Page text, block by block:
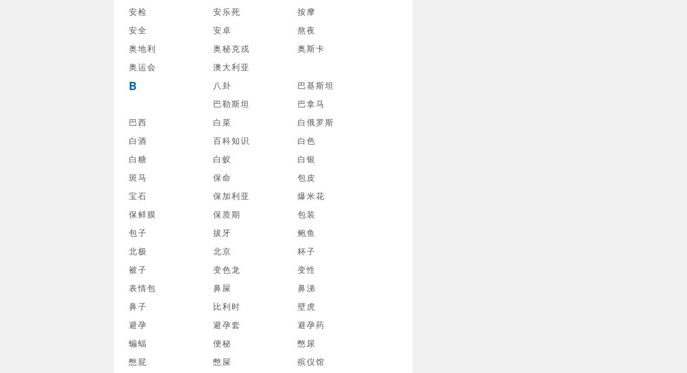
安检
安乐死
按摩
安全
安卓
熬夜
奥地利
奥秘克戎
奥斯卡
奥运会
澳大利亚
B 八卦
巴基斯坦
巴勒斯坦
巴拿马
巴西
白菜
白俄罗斯
白酒
百科知识
白色
白糖
白蚁
白银
斑马
保命
包皮
宝石
保加利亚
爆米花
保鲜膜
保质期
包装
包子
拔牙
鲍鱼
北极
北京
杯子
被子
变色龙
变性
表情包
鼻屎
鼻涕
鼻子
比利时
壁虎
避孕
避孕套
避孕药
蝙蝠
便秘
憋尿
憋屁
憋屎
殡仪馆